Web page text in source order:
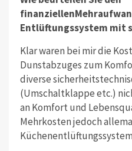
Entlüftungssystem mit
Klar waren bei mir die
Dunstabzuges zum
diverse
(Umschaltklappe etc.)
an Komfort und
Mehrkosten jedoch